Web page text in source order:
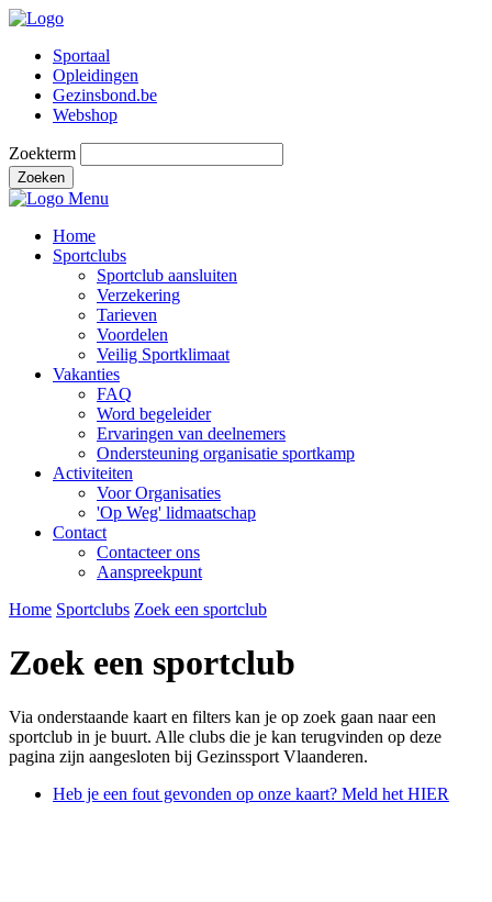
Sportaal
Opleidingen
Gezinsbond.be
Webshop
Zoekterm
Zoeken
Menu
Home
Sportclubs
Sportclub aansluiten
Verzekering
Tarieven
Voordelen
Veilig Sportklimaat
Vakanties
FAQ
Word begeleider
Ervaringen van deelnemers
Ondersteuning organisatie sportkamp
Activiteiten
Voor Organisaties
'Op Weg' lidmaatschap
Contact
Contacteer ons
Aanspreekpunt
Home Sportclubs Zoek een sportclub
Zoek een sportclub
Via onderstaande kaart en filters kan je op zoek gaan naar een
sportclub in je buurt. Alle clubs die je kan terugvinden op deze
pagina zijn aangesloten bij Gezinssport Vlaanderen.
Heb je een fout gevonden op onze kaart? Meld het HIER